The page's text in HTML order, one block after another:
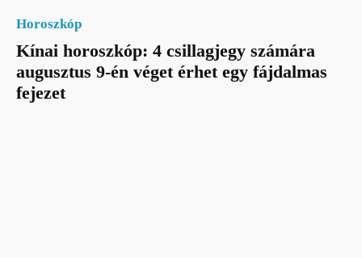
Horoszkóp
Kínai horoszkóp: 4 csillagjegy számára
augusztus 9-én véget érhet egy fájdalmas
fejezet